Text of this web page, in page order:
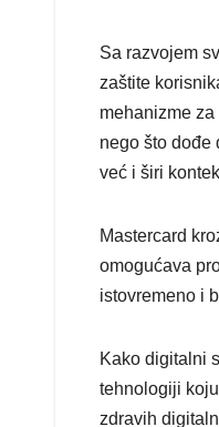
Sa razvojem
zaštite
mehanizme
nego što dođe
već i širi
Mastercard
omogućava
istovremeno i
Kako digitalni
tehnologiji
zdravih